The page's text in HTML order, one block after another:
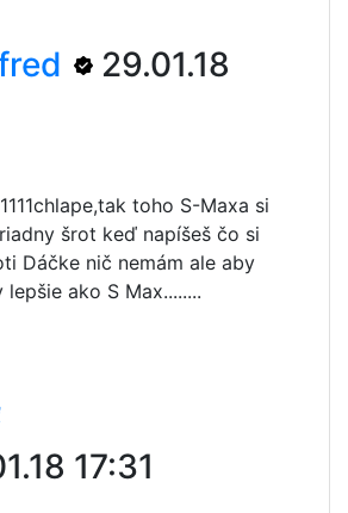
29.01.18
chlape,tak toho S-Maxa si
šrot keď napíšeš čo si
Dáčke nič nemám ale aby
ako S Max........
17:31